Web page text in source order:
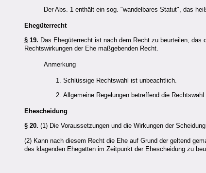
Der Abs. 1 enthält ein sog. "wandelbares Statut", das
Ehegüterrecht
§ 19. Das Ehegüterrecht ist nach dem Recht zu beurteilen,
Rechtswirkungen der Ehe maßgebenden Recht.
Anmerkung
Schlüssige Rechtswahl ist unbeachtlich.
Allgemeine Regelungen betreffend die Rechtswahl
Ehescheidung
§ 20. (1) Die Voraussetzungen und die Wirkungen der
(2) Kann nach diesem Recht die Ehe auf Grund der geltend
des klagenden Ehegatten im Zeitpunkt der Ehescheidung zu